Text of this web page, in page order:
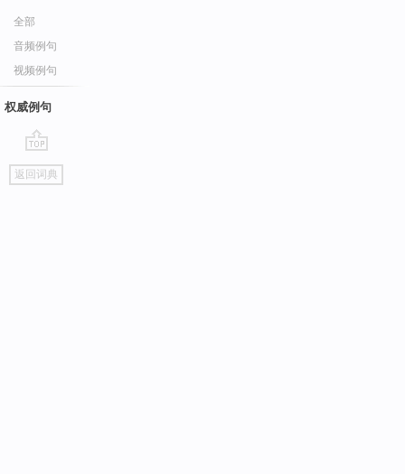
全部
音频例句
视频例句
权威例句
go
top
返回词典